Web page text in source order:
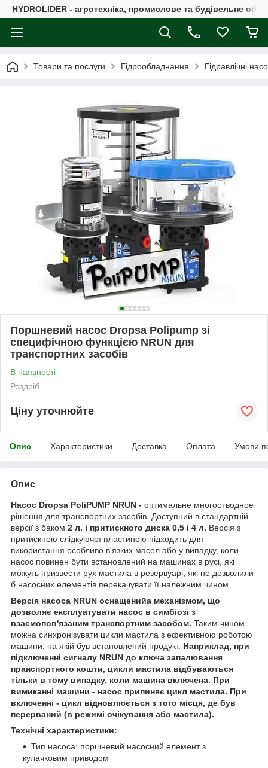
HYDROLIDER - агротехніка, промислове та будівельне
Товари та послуги Гідрообладнання Гідравлічні
Поршневий насос Dropsa Polipump зі
специфічною функцією NRUN для
транспортних засобів
В наявності
Роздріб
Ціну уточнюйте
Опис Характеристики Доставка Оплата Умови
Опис
Насос Dropsa PoliPUMP NRUN - оптимальне многоотводное
рішення для транспортних засобів. Доступний в стандартній
версії з баком 2 л. і притискного диска 0,5 і 4 л. Версія з
притискною слідкуючої пластиною підходить для
використання особливо в'язких масел або у випадку, коли
насос повинен бути встановлений на машинах в русі, які
можуть призвести рух мастила в резервуарі, які не дозволили
б насосних елементів перекачувати її належним чином.
Версія насоса NRUN оснащенийа механізмом, що
дозволяє експлуатувати насос в симбіозі з
взаємопов'язаним транспортним засобом. Таким чином,
можна синхронізувати цикли мастила з ефективною роботою
машини, на якій був встановлений продукт. Наприклад, при
підключенні сигналу NRUN до ключа запалювання
пранспортного кошти, цикли мастила відбуваються
тільки в тому випадку, коли машина включена. При
вимиканні машини - насос припиняє цикл мастила. При
включенні - цикл відновлюється з того місця, де був
перерваний (в режимі очікування або мастила).
Технічні характеристики:
Тип насоса: поршневий насосний елемент з
кулачковим приводом